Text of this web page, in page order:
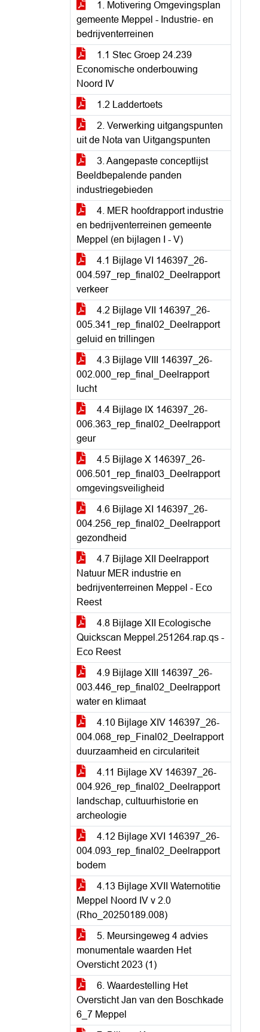
1. Motivering Omgevingsplan
gemeente Meppel - Industrie- en
bedrijventerreinen
1.1 Stec Groep 24.239
Economische onderbouwing
Noord IV
1.2 Laddertoets
2. Verwerking uitgangspunten
uit de Nota van Uitgangspunten
3. Aangepaste conceptlijst
Beeldbepalende panden
industriegebieden
4. MER hoofdrapport industrie
en bedrijventerreinen gemeente
Meppel (en bijlagen I - V)
4.1 Bijlage VI 146397_26-
004.597_rep_final02_Deelrapport
verkeer
4.2 Bijlage VII 146397_26-
005.341_rep_final02_Deelrapport
geluid en trillingen
4.3 Bijlage VIII 146397_26-
002.000_rep_final_Deelrapport
lucht
4.4 Bijlage IX 146397_26-
006.363_rep_final02_Deelrapport
geur
4.5 Bijlage X 146397_26-
006.501_rep_final03_Deelrapport
omgevingsveiligheid
4.6 Bijlage XI 146397_26-
004.256_rep_final02_Deelrapport
gezondheid
4.7 Bijlage XII Deelrapport
Natuur MER industrie en
bedrijventerreinen Meppel - Eco
Reest
4.8 Bijlage XII Ecologische
Quickscan Meppel.251264.rap.qs -
Eco Reest
4.9 Bijlage XIII 146397_26-
003.446_rep_final02_Deelrapport
water en klimaat
4.10 Bijlage XIV 146397_26-
004.068_rep_Final02_Deelrapport
duurzaamheid en circulariteit
4.11 Bijlage XV 146397_26-
004.926_rep_final02_Deelrapport
landschap, cultuurhistorie en
archeologie
4.12 Bijlage XVI 146397_26-
004.093_rep_final02_Deelrapport
bodem
4.13 Bijlage XVII Waternotitie
Meppel Noord IV v 2.0
(Rho_20250189.008)
5. Meursingeweg 4 advies
monumentale waarden Het
Oversticht 2023 (1)
6. Waardestelling Het
Oversticht Jan van den Boschkade
6_7 Meppel